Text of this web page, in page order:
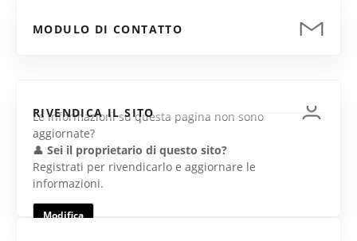
MODULO DI CONTATTO
RIVENDICA IL SITO
Le informazioni su questa pagina non sono
aggiornate?
👤 Sei il proprietario di questo sito?
Registrati per rivendicarlo e aggiornare le
informazioni.
Modifica